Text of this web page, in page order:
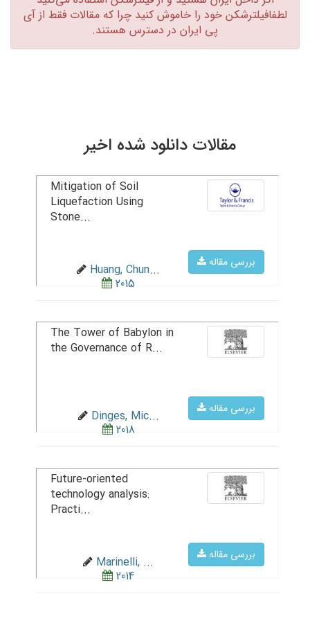
لطفافیلترشکن خود را خاموش کنید چرا که مقالات فقط از آی
پی ایران در دسترس هستند.‏
مقالات دانلود شده اخیر
بررسی مقاله
Mitigation of Soil
Liquefaction Using
Stone...
Huang, Chun...
2015
بررسی مقاله
The Tower of Babylon in
the Governance of R...
Dinges, Mic...
2018
بررسی مقاله
Future-oriented
technology analysis:
Practi...
Marinelli, ...
2014